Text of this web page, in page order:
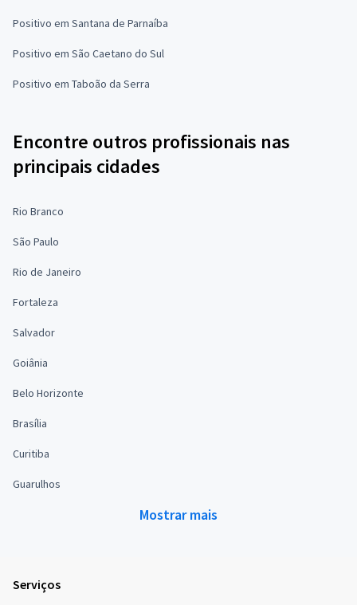
Positivo em Santana de Parnaíba
Positivo em São Caetano do Sul
Positivo em Taboão da Serra
Encontre outros profissionais nas
principais cidades
Rio Branco
São Paulo
Rio de Janeiro
Fortaleza
Salvador
Goiânia
Belo Horizonte
Brasília
Curitiba
Guarulhos
Mostrar mais
Serviços